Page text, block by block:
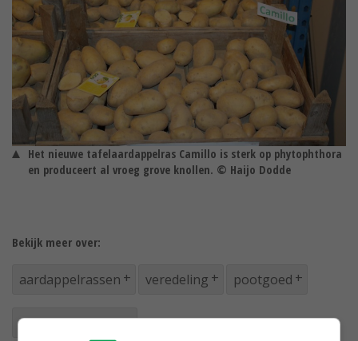
Het nieuwe tafelaardappelras Camillo is sterk op phytophthora
en produceert al vroeg grove knollen. © Haijo Dodde
Bekijk meer over:
aardappelrassen veredeling pootgoed
tafelaardappelen